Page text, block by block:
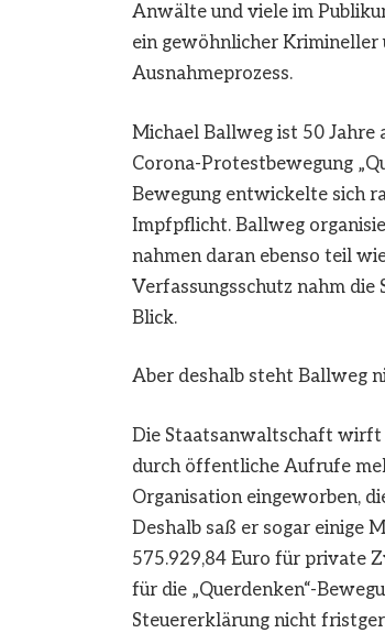
Anwälte und viele im
ein gewöhnlicher Krimineller
Ausnahmeprozess.
Michael Ballweg ist 50
Corona-Protestbewegung
Bewegung entwickelte sich
Impfpflicht. Ballweg
nahmen daran ebenso teil
Verfassungsschutz nahm
Blick.
Aber deshalb steht Ballweg
Die Staatsanwaltschaft wirft
durch öffentliche Aufrufe
Organisation eingeworben,
Deshalb saß er sogar einige
575.929,84 Euro für private
für die „Querdenken“-
Steuererklärung nicht